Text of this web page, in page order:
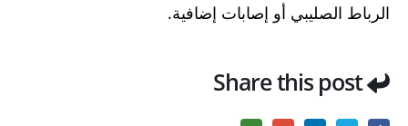
الرباط الصليبي أو إصابات إضافية.
Share this post